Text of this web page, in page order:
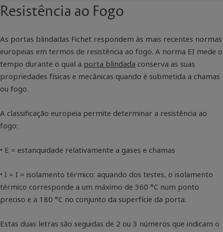
Resistência ao Fogo
As portas blindadas Fichet respondem às mais rec­entes normas
europeias em termos de resistência ao fogo. A norma EI mede o
tempo durante o qual a porta blindada conserva as suas
propriedades físicas e mecânicas quando é submetida a chamas
ou fogo.
A classificação europeia permite determinar a resistência ao
fogo:
• E = estanquidade relativamente a gases e chamas
• I = I = isolamento térmico: aquando dos testes, o iso­lamento
térmico corresponde a um máximo de 360 °C num ponto
preciso e a 180 °C no conjunto da superfície da porta.
Estas duas letras são seguidas de 2 ou 3 números que indicam o